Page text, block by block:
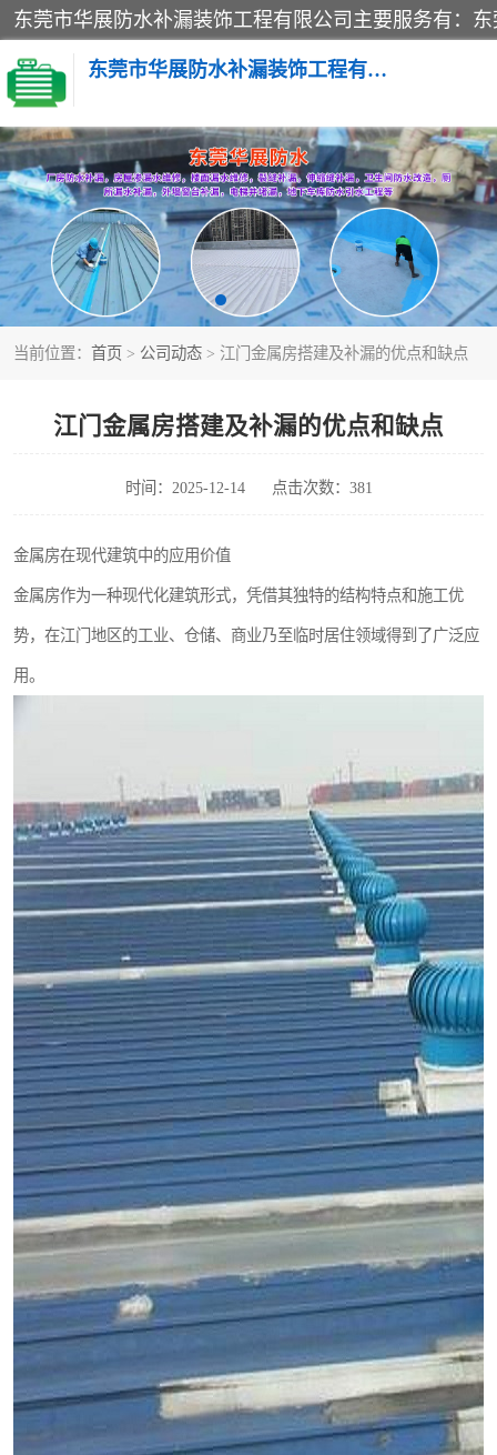
东莞市华展防水补漏装饰工程有限公司
当前位置： 首页 > 公司动态 > 江门金属房搭建及补漏的优点和缺点
江门金属房搭建及补漏的优点和缺点
时间：2025-12-14 点击次数：381
金属房在现代建筑中的应用价值
金属房作为一种现代化建筑形式，凭借其独特的结构特点和施工优
势，在江门地区的工业、仓储、商业乃至临时居住领域得到了广泛应
用。
楼面防水补漏
阳台卫生间防水补漏
金属房搭建及补漏